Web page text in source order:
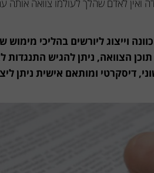
לאדם שהלך לעולמו צוואה אותה ערך
וייצוג ליורשים בהליכי
הצוואה, ניתן להגיש התנגדות
דיסקרטי ומותאם אישית ניתן